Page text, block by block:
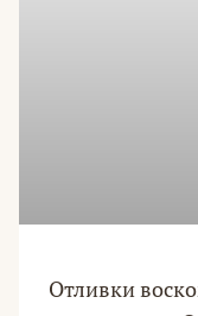
Отливки